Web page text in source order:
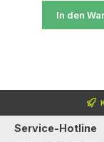
In den
Service-Hotline